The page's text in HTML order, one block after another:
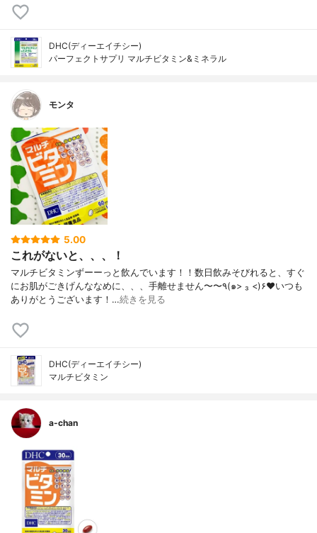
DHC(ディーエイチシー)
パーフェクトサプリ マルチビタミン&ミネラル
モンタ
5.00
これがないと、、、！
マルチビタミンずーーっと飲んでいます！！数日飲みそびれると、すぐ
にお肌がごきげんななめに、、、手離せません〜〜٩(๑> ₃ <)۶♥いつも
ありがとうございます！…続きを見る
DHC(ディーエイチシー)
マルチビタミン
a-chan